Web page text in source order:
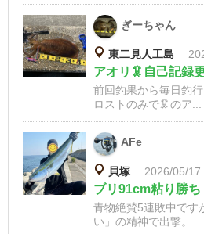
ぎーちゃん
東二見人工島
アオリ🦑自己記録
前回釣果から毎日釣
ロストのみで🦑のア...
AFe
貝塚 2026/05/17
ブリ91cm粘り勝ち
青物絶賛5連敗中です
い」の精神で出撃。...